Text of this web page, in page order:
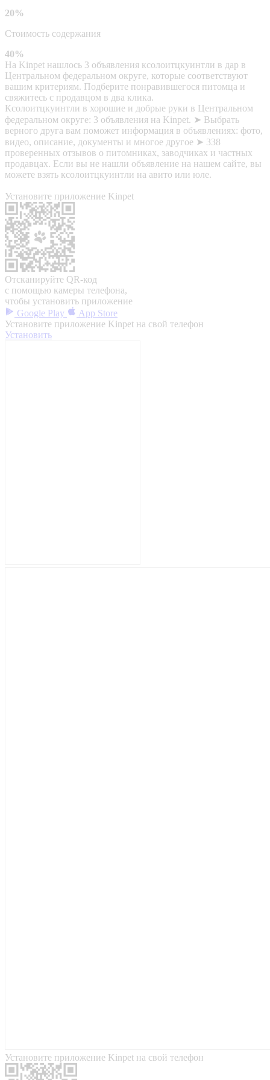
20%
Стоимость содержания
40%
На Kinpet нашлось 3 объявления ксолоитцкуинтли в дар в
Центральном федеральном округе, которые соответствуют
вашим критериям. Подберите понравившегося питомца и
свяжитесь с продавцом в два клика.
Ксолоитцкуинтли в хорошие и добрые руки в Центральном
федеральном округе: 3 объявления на Kinpet. ➤ Выбрать
верного друга вам поможет информация в объявлениях: фото,
видео, описание, документы и многое другое ➤ 338
проверенных отзывов о питомниках, заводчиках и частных
продавцах. Если вы не нашли объявление на нашем сайте, вы
можете взять ксолоитцкуинтли на авито или юле.
Установите приложение Kinpet
Отсканируйте QR-код
с помощью камеры телефона,
чтобы установить приложение
Google Play
App Store
Установите приложение Kinpet на свой телефон
Установить
Установите приложение Kinpet на свой телефон